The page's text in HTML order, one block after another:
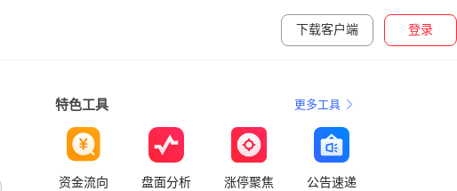
下载客户端 登录
特色工具 更多工具
资金流向 盘面分析 涨停聚焦 公告速递